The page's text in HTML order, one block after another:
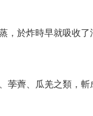
，於炸時早就吸收了
荸薺、瓜羌之類，